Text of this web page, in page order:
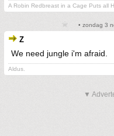
A Robin Redbreast in a Cage Puts all
• zondag 3
Z
We need jungle i'm afraid.
Aldus.
▼